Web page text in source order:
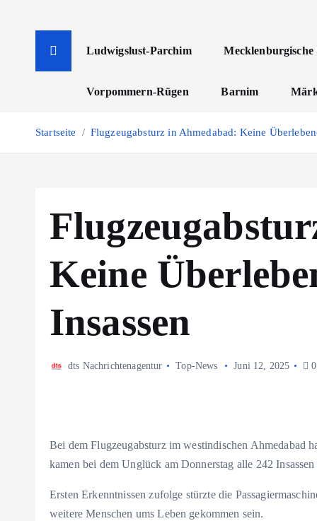
Ludwigslust-Parchim Mecklenburgische
Vorpommern-Rügen Barnim
Startseite Flugzeugabsturz in Ahmedabad: Keine
Keine
Insassen
dts Nachrichtenagentur Top-News Juni 12, 2025
Bei dem Flugzeugabsturz im westindischen Ahmedabad
kamen bei dem Unglück am Donnerstag alle 242
Ersten Erkenntnissen zufolge stürzte die
weitere Menschen ums Leben gekommen sein.